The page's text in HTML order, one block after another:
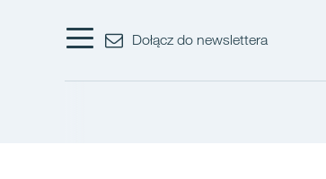
Dołącz do newslettera